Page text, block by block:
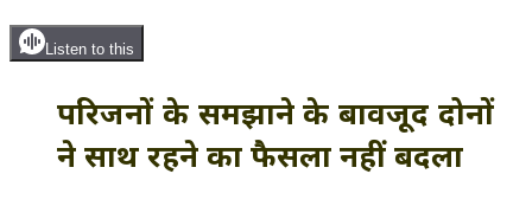
Listen to this
परिजनों के समझाने के बावजूद दोनों
ने साथ रहने का फैसला नहीं बदला